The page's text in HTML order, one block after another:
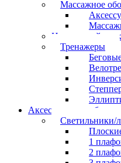
Массажное
Настольный
Тренажеры
Аксессуары для
Светильники/
1
2